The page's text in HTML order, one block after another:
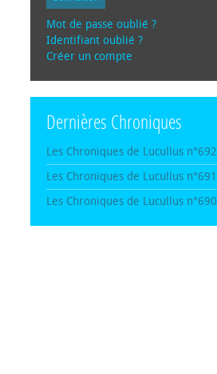
Mot de passe oublié ?
Identifiant oublié ?
Créer un compte
Dernières Chroniques
Les Chroniques de Lucullus n°692
Les Chroniques de Lucullus n°691
Les Chroniques de Lucullus n°690